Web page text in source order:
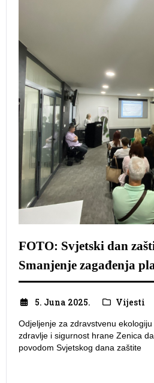
FOTO: Svjetski dan
Smanjenje zagađenja
5. Juna 2025. Vijesti
​Odjeljenje za zdravstvenu
zdravlje i sigurnost hrane Zenica
povodom Svjetskog dana zaštite